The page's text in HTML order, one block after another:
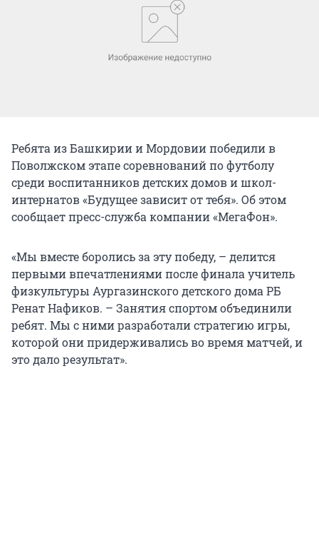
Ребята из Башкирии и Мордовии победили в
Поволжском этапе соревнований по футболу
среди воспитанников детских домов и школ-
интернатов «Будущее зависит от тебя». Об этом
сообщает пресс-служба компании «МегаФон».
«Мы вместе боролись за эту победу, – делится
первыми впечатлениями после финала учитель
физкультуры Аургазинского детского дома РБ
Ренат Нафиков. – Занятия спортом объединили
ребят. Мы с ними разработали стратегию игры,
которой они придерживались во время матчей, и
это дало результат».